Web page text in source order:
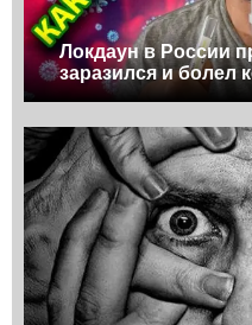
Локдаун в России
заразился и болел